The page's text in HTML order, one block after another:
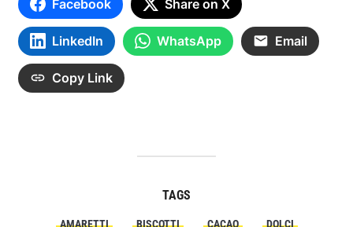
Facebook Share on X
LinkedIn WhatsApp Email
Copy Link
TAGS
AMARETTI BISCOTTI CACAO
DOLCI